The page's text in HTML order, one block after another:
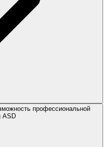
профессиональной
ASD